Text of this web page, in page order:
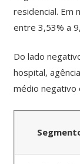
residencial. Em
entre 3,53% a
Do lado
hospital,
médio negativo